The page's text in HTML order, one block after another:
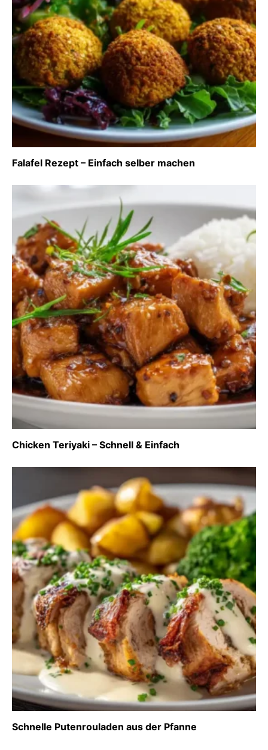
Falafel Rezept – Einfach selber machen
Chicken Teriyaki – Schnell & Einfach
Schnelle Putenrouladen aus der Pfanne